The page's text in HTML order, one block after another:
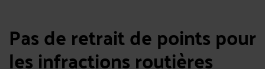
Pas de retrait de points pour
les infractions routières